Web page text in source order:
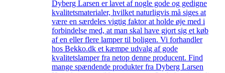
Dyberg Larsen er lavet af nogle gode og gedigne
kvalitetsmaterialer, hvilket naturligvis må siges at
være en særdeles vigtig faktor at holde øje med i
forbindelse med, at man skal have gjort sig et køb
af en eller flere lamper til boligen. Vi forhandler
hos Bekko.dk et kæmpe udvalg af gode
kvalitetslamper fra netop denne producent. Find
mange spændende produkter fra Dyberg Larsen